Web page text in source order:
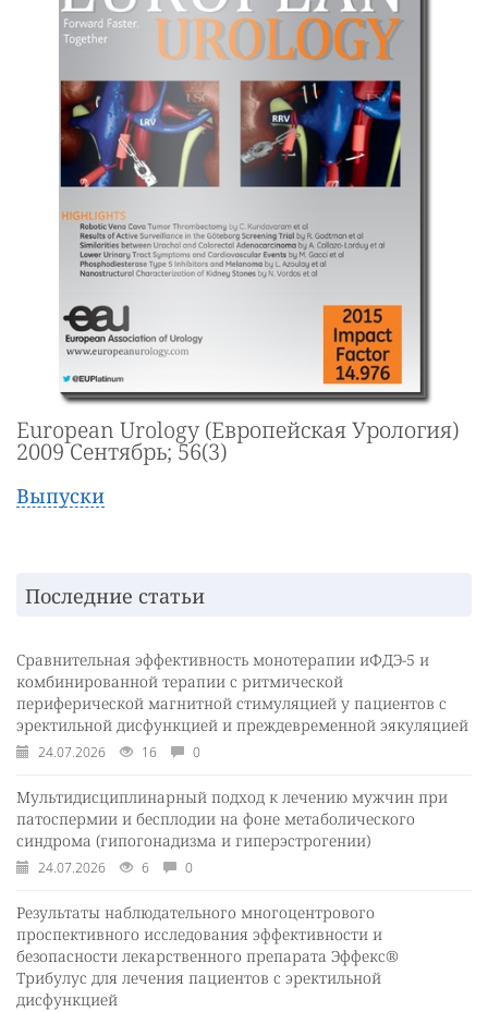
European Urology (Европейская Урология)
2009 Сентябрь; 56(3)
Выпуски
Последние статьи
Сравнительная эффективность монотерапии иФДЭ-5 и
комбинированной терапии с ритмической
периферической магнитной стимуляцией у пациентов с
эректильной дисфункцией и преждевременной эякуляцией
24.07.2026 16 0
Мультидисциплинарный подход к лечению мужчин при
патоспермии и бесплодии на фоне метаболического
синдрома (гипогонадизма и гиперэстрогении)
24.07.2026 6 0
Результаты наблюдательного многоцентрового
проспективного исследования эффективности и
безопасности лекарственного препарата Эффекс®
Трибулус для лечения пациентов с эректильной
дисфункцией